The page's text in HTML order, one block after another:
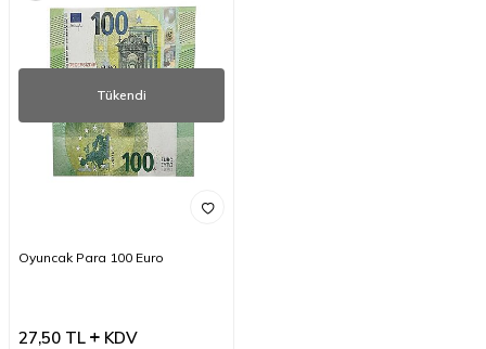
Tükendi
Oyuncak Para 100 Euro
27,50 TL KDV